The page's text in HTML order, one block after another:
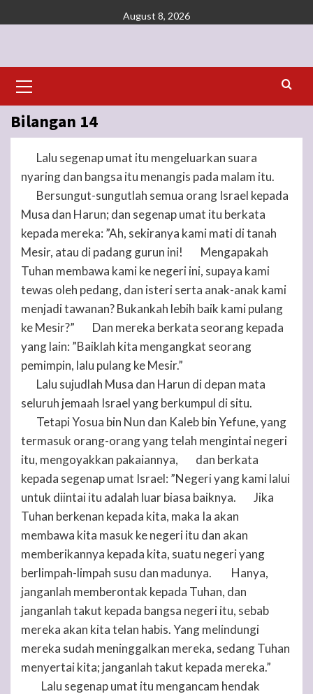
to
August 8, 2026
Menu
Bilangan 14
Lalu segenap umat itu mengeluarkan suara
nyaring dan bangsa itu menangis pada malam itu.
Bersungut-sungutlah semua orang Israel kepada
Musa dan Harun; dan segenap umat itu berkata
kepada mereka: ”Ah, sekiranya kami mati di tanah
Mesir, atau di padang gurun ini!
Mengapakah
Tuhan membawa kami ke negeri ini, supaya kami
tewas oleh pedang, dan isteri serta anak-anak kami
menjadi tawanan? Bukankah lebih baik kami pulang
ke Mesir?”
Dan mereka berkata seorang kepada
yang lain: ”Baiklah kita mengangkat seorang
pemimpin, lalu pulang ke Mesir.”
Lalu sujudlah Musa dan Harun di depan mata
seluruh jemaah Israel yang berkumpul di situ.
Tetapi Yosua bin Nun dan Kaleb bin Yefune, yang
termasuk orang-orang yang telah mengintai negeri
itu, mengoyakkan pakaiannya,
dan berkata
kepada segenap umat Israel: ”Negeri yang kami lalui
untuk diintai itu adalah luar biasa baiknya.
Jika
Tuhan berkenan kepada kita, maka Ia akan
membawa kita masuk ke negeri itu dan akan
memberikannya kepada kita, suatu negeri yang
berlimpah-limpah susu dan madunya.
Hanya,
janganlah memberontak kepada Tuhan, dan
janganlah takut kepada bangsa negeri itu, sebab
mereka akan kita telan habis. Yang melindungi
mereka sudah meninggalkan mereka, sedangTuhan
menyertai kita; janganlah takut kepada mereka.”
Lalu segenap umat itu mengancam hendak